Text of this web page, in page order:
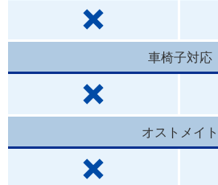
車椅子対応
オストメイト